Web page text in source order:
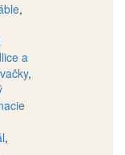
,
a
,
,